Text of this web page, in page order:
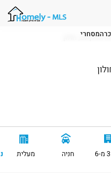
מסחרי
29, חולון
חניה מעלית